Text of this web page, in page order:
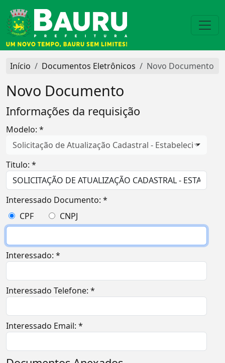
Início Documentos Eletrônicos Novo Documento
Novo Documento
Informações da requisição
Modelo: *
Solicitação de Atualização Cadastral - Estabelecimento
Titulo: *
Interessado Documento: *
CPF
CNPJ
Interessado: *
Interessado Telefone: *
Interessado Email: *